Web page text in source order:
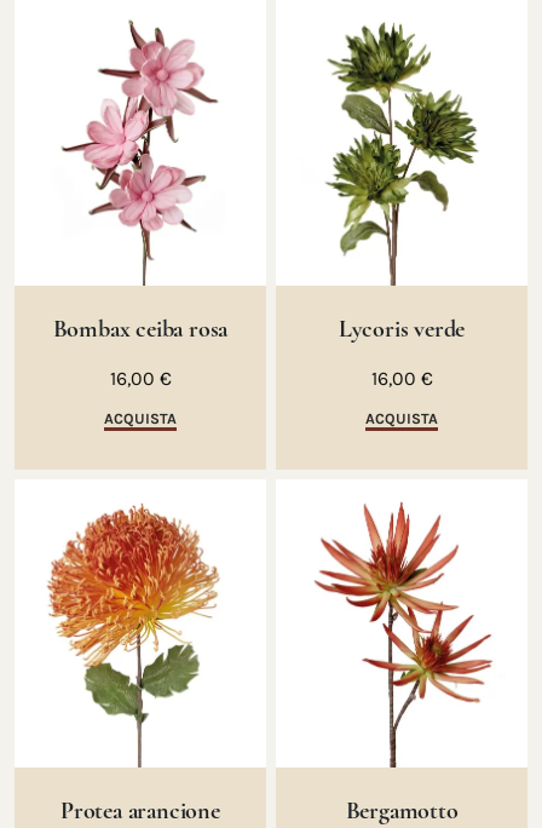
Bombax ceiba rosa
16,00 €
ACQUISTA
Lycoris verde
16,00 €
ACQUISTA
Protea arancione Bergamotto